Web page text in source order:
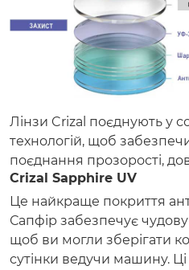
Лінзи Crizal поєднують у
технологій, щоб
поєднання прозорості,
Crizal Sapphire UV
Це найкраще покриття
Сапфір забезпечує чудову
щоб ви могли зберігати
сутінки ведучи машину.